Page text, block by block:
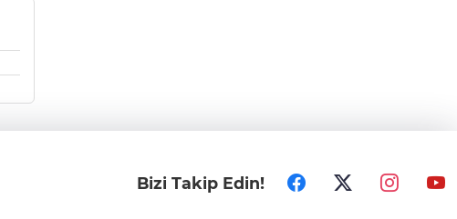
Bizi Takip Edin!